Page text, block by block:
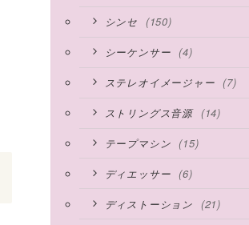
シンセ (150)
シーケンサー (4)
ステレオイメージャー (7)
ストリングス音源 (14)
テープマシン (15)
ディエッサー (6)
ディストーション (21)